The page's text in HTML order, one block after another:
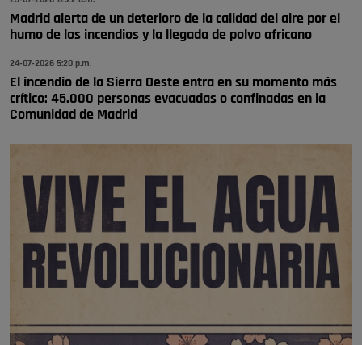
Pozuelo de Alarcón
🔴 EXCLUSIVA | El comisario de la …
Madrid alerta de un deterioro de la calidad del aire por el
humo de los incendios y la llegada de polvo africano
24-07-2026 5:20 p.m.
El incendio de la Sierra Oeste entra en su momento más
crítico: 45.000 personas evacuadas o confinadas en la
Comunidad de Madrid